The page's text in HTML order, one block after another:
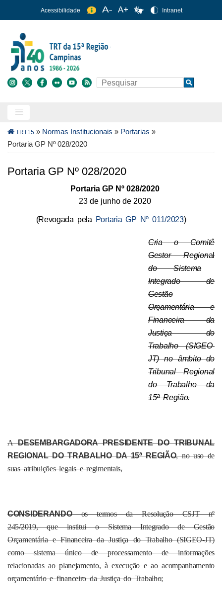
para
conteúdo
principal
Acessibilidade Intranet
Buscar Search
Trilha
de
TRT15 » Normas Institucionais » Portarias »
Portaria GP Nº 028/2020
Portaria GP Nº 028/2020
Portaria GP Nº 028/2020
23 de junho de 2020
(Revogada pela Portaria GP Nº 011/2023)
Cria o Comitê
Gestor Regional
do Sistema
Integrado de
Gestão
Orçamentária e
Financeira da
Justiça do
Trabalho (SIGEO-
JT) no âmbito do
Tribunal Regional
do Trabalho da
15ª Região.
ADESEMBARGADORA PRESIDENTE DO TRIBUNAL
REGIONAL DO TRABALHO DA 15ª REGIÃO, no uso de
suas atribuições legais e regimentais,
CONSIDERANDOos termos da Resolução CSJT nº
245/2019, que institui o Sistema Integrado de Gestão
Orçamentária e Financeira da Justiça do Trabalho (SIGEO-JT)
como sistema único de processamento de informações
relacionadas ao planejamento, à execução e ao acompanhamento
orçamentário e financeiro da Justiça do Trabalho;